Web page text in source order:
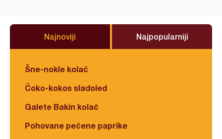
Najnoviji Najpopularniji
Šne-nokle kolač
Čoko-kokos sladoled
Galete Bakin kolač
Pohovane pečene paprike